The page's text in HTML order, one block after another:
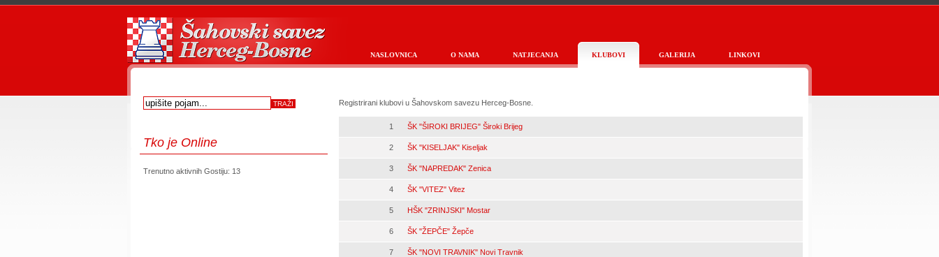
NASLOVNICA O NAMA NATJECANJA KLUBOVI GALERIJA LINKOVI
Tko je Online
Trenutno aktivnih Gostiju: 13
Registrirani klubovi u Šahovskom savezu Herceg-Bosne.
1 ŠK "ŠIROKI BRIJEG" Široki Brijeg
2 ŠK "KISELJAK" Kiseljak
3 ŠK "NAPREDAK" Zenica
4 ŠK "VITEZ" Vitez
5 HŠK "ZRINJSKI" Mostar
6 ŠK "ŽEPČE" Žepče
7 ŠK "NOVI TRAVNIK" Novi Travnik